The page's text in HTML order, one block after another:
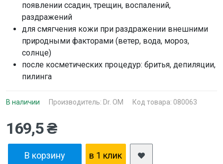
появлении ссадин, трещин, воспалений,
раздражений
для смягчения кожи при раздражении внешними
природными факторами (ветер, вода, мороз,
солнце)
после косметических процедур: бритья, депиляции,
пилинга
В наличии Производитель: Dr. OM Код товара: 080063
169,5 ₴
В корзину в 1 клик